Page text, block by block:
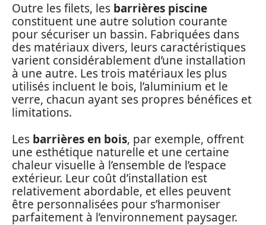
Outre les filets, les barrières piscine
constituent une autre solution courante
pour sécuriser un bassin. Fabriquées dans
des matériaux divers, leurs caractéristiques
varient considérablement d’une installation
à une autre. Les trois matériaux les plus
utilisés incluent le bois, l’aluminium et le
verre, chacun ayant ses propres bénéfices et
limitations.
Les barrières en bois, par exemple, offrent
une esthétique naturelle et une certaine
chaleur visuelle à l’ensemble de l’espace
extérieur. Leur coût d’installation est
relativement abordable, et elles peuvent
être personnalisées pour s’harmoniser
parfaitement à l’environnement paysager.